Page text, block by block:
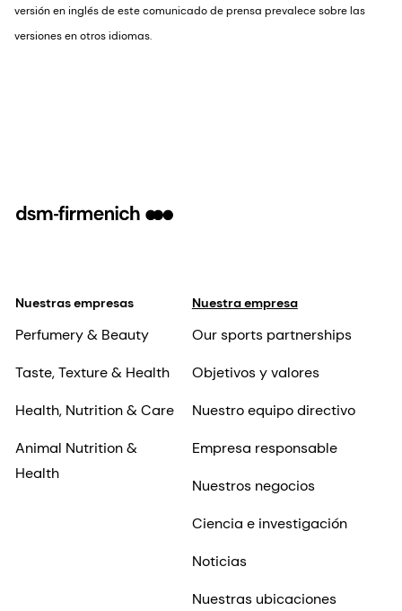
versión en inglés de este comunicado de prensa prevalece sobre las
versiones en otros idiomas.
Nuestras empresas
Perfumery & Beauty
Taste, Texture & Health
Health, Nutrition & Care
Animal Nutrition &
Health
Nuestra empresa
Our sports partnerships
Objetivos y valores
Nuestro equipo directivo
Empresa responsable
Nuestros negocios
Ciencia e investigación
Noticias
Nuestras ubicaciones